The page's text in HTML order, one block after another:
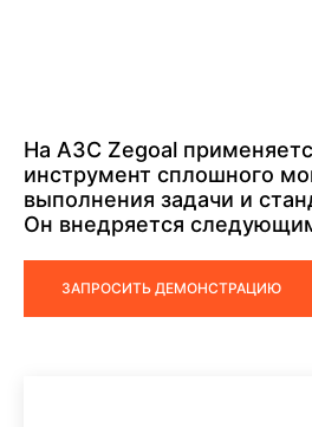
На АЗС Zegoal
инструмент сплошного
выполнения задачи и
Он внедряется
ЗАПРОСИТЬ ДЕМОНСТРАЦИЮ